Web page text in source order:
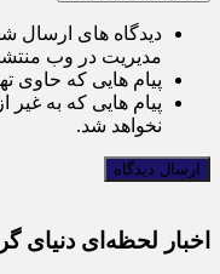
دیدگاه های ارسال
مدیریت در وب
پیام هایی که حاوی
پیام هایی که به غیر
نخواهد شد.
اخبار لحظه‌ای دنیای